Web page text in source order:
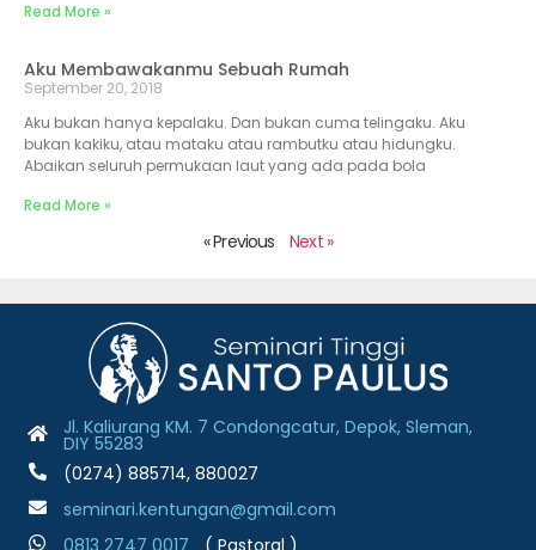
Read More »
Aku Membawakanmu Sebuah Rumah
September 20, 2018
Aku bukan hanya kepalaku. Dan bukan cuma telingaku. Aku
bukan kakiku, atau mataku atau rambutku atau hidungku.
Abaikan seluruh permukaan laut yang ada pada bola
Read More »
« Previous Next »
Jl. Kaliurang KM. 7 Condongcatur, Depok, Sleman,
DIY 55283
(0274) 885714, 880027
seminari.kentungan@gmail.com
0813 2747 0017 ( Pastoral )